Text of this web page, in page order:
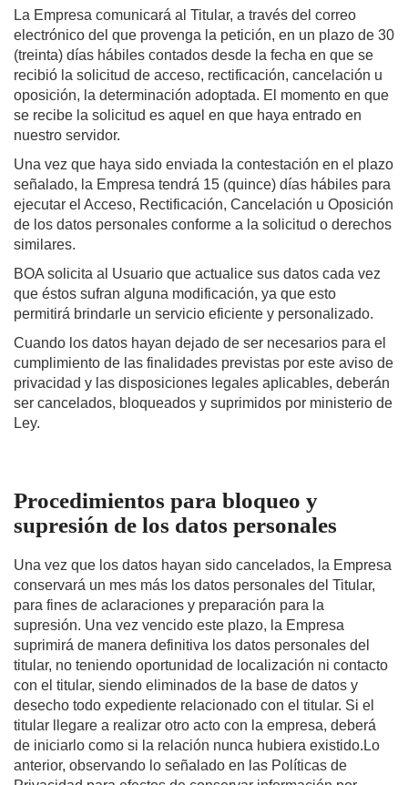
La Empresa comunicará al Titular, a través del correo
electrónico del que provenga la petición, en un plazo de 30
(treinta) días hábiles contados desde la fecha en que se
recibió la solicitud de acceso, rectificación, cancelación u
oposición, la determinación adoptada. El momento en que
se recibe la solicitud es aquel en que haya entrado en
nuestro servidor.
Una vez que haya sido enviada la contestación en el plazo
señalado, la Empresa tendrá 15 (quince) días hábiles para
ejecutar el Acceso, Rectificación, Cancelación u Oposición
de los datos personales conforme a la solicitud o derechos
similares.
BOA solicita al Usuario que actualice sus datos cada vez
que éstos sufran alguna modificación, ya que esto
permitirá brindarle un servicio eficiente y personalizado.
Cuando los datos hayan dejado de ser necesarios para el
cumplimiento de las finalidades previstas por este aviso de
privacidad y las disposiciones legales aplicables, deberán
ser cancelados, bloqueados y suprimidos por ministerio de
Ley.
Procedimientos para bloqueo y
supresión de los datos personales
Una vez que los datos hayan sido cancelados, la Empresa
conservará un mes más los datos personales del Titular,
para fines de aclaraciones y preparación para la
supresión. Una vez vencido este plazo, la Empresa
suprimirá de manera definitiva los datos personales del
titular, no teniendo oportunidad de localización ni contacto
con el titular, siendo eliminados de la base de datos y
desecho todo expediente relacionado con el titular. Si el
titular llegare a realizar otro acto con la empresa, deberá
de iniciarlo como si la relación nunca hubiera existido.Lo
anterior, observando lo señalado en las Políticas de